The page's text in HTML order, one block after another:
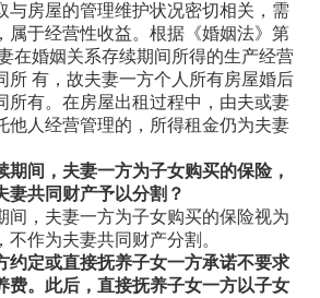
与房屋的管理维护状况密切相关，需
属于经营性收益。根据《婚姻法》第
在婚姻关系存续期间所得的生产经营
所 有，故夫妻一方个人所有房屋婚后
所有。在房屋出租过程中，由夫或妻
他人经营管理的，所得租金仍为夫妻
期间，夫妻一方为子女购买的保险，
妻共同财产予以分割？
间，夫妻一方为子女购买的保险视为
作为夫妻共同财产分割。
约定或直接抚养子女一方承诺不要求
费。此后，直接抚养子女一方以子女